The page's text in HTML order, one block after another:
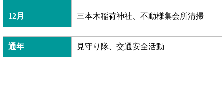
12月 三本木稲荷神社、不動様集会所清掃
通年 見守り隊、交通安全活動